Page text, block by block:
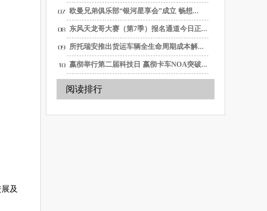
及
欧曼兄弟俱乐部“银河星享会”成立 畅想...
东风天龙哥大赛（第7季）报名通道今日正...
所托瑞安推出货运车辆全生命周期成本解...
嬴彻举行第二届科技日 嬴彻卡车NOA突破...
阅读排行